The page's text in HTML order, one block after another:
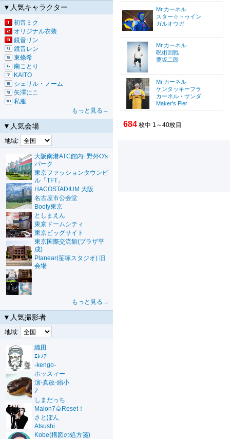
▼人気キャラクター
初音ミク
オリジナル衣装
鏡音リン
鏡音レン
東條希
南ことり
KAITO
シェリル・ノーム
矢澤にこ
私服
もっと見る→
▼人気会場
地域:
大阪南港ATC館内+野外O's
パーク
東京ファッションタウンビ
ル「TFT」
HACOSTADIUM 大阪
名古屋市公会堂
Booty東京
としまえん
東京ドームシティ
東京ビッグサイト
東京国際交流館(プラザ平
成)
Planear(笹塚スタジオ) 旧
会場
もっと見る→
▼人気撮影者
地域:
織田
ｴﾚﾉｱ
-kengo-
ホッスィー
濵-真改-縮小
Z
しまだっち
Malon7🌰Reset！
さとぽん
Atsushi
Kobe(構図の処方箋)
Mr.カーネル
スター☆トゥイン
ガルオウガ
Mr.カーネル
呪術回戦
粟坂二郎
Mr.カーネル
ケンタッキーフラ
カーネル・サンダ
Maker's Pier
684 枚中 1～40枚目